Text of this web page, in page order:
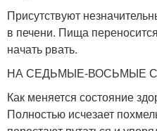
Присутствуют
в печени. Пища
начать рвать.
НА СЕДЬМЫЕ-ВОСЬМЫЕ
Как меняется состояние
Полностью исчезает